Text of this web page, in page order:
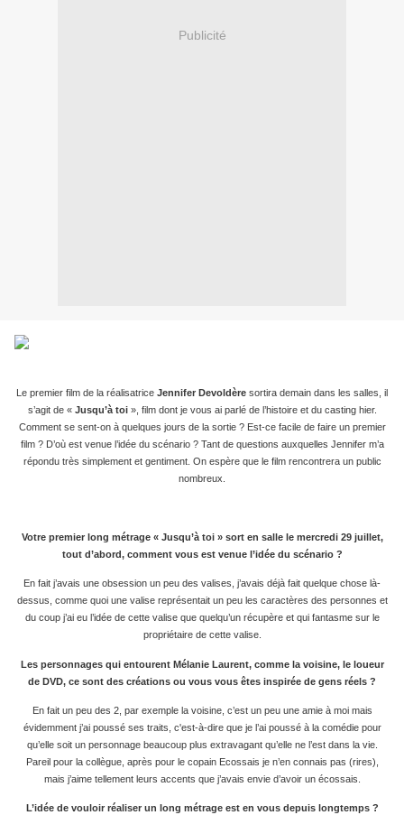
Publicité
Le premier film de la réalisatrice Jennifer Devoldère sortira demain dans les salles, il
s’agit de « Jusqu’à toi», film dont je vous ai parlé de l’histoire et du casting hier.
Comment se sent-on à quelques jours de la sortie ? Est-ce facile de faire un premier
film ? D’où est venue l’idée du scénario ? Tant de questions auxquelles Jennifer m’a
répondu très simplement et gentiment. On espère que le film rencontrera un public
nombreux.
Votre premier long métrage « Jusqu’à toi » sort en salle le mercredi 29 juillet,
tout d’abord, comment vous est venue l’idée du scénario ?
En fait j’avais une obsession un peu des valises, j’avais déjà fait quelque chose là-
dessus, comme quoi une valise représentait un peu les caractères des personnes et
du coup j’ai eu l’idée de cette valise que quelqu’un récupère et qui fantasme sur le
propriétaire de cette valise.
Les personnages qui entourent Mélanie Laurent, comme la voisine, le loueur
de DVD, ce sont des créations ou vous vous êtes inspirée de gens réels ?
En fait un peu des 2, par exemple la voisine, c’est un peu une amie à moi mais
évidemment j’ai poussé ses traits, c'est-à-dire que je l’ai poussé à la comédie pour
qu’elle soit un personnage beaucoup plus extravagant qu’elle ne l’est dans la vie.
Pareil pour la collègue, après pour le copain Ecossais je n’en connais pas (rires),
mais j’aime tellement leurs accents que j’avais envie d’avoir un écossais.
L’idée de vouloir réaliser un long métrage est en vous depuis longtemps ?